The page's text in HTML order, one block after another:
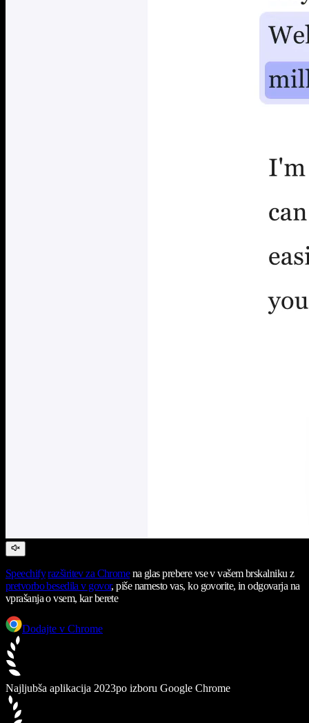
Speechify razširitev za Chromena glas prebere vse v vašem brskalniku z
pretvorbo besedila v govor, piše namesto vas, ko govorite, in odgovarja na
vprašanja o vsem, kar berete
Dodajte v Chrome
Najljubša aplikacija 2023po izboru Google Chrome